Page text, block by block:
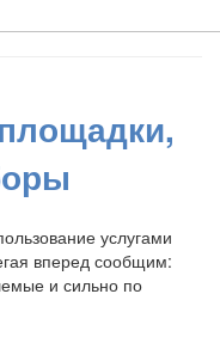
услугами
вперед сообщим:
и сильно по